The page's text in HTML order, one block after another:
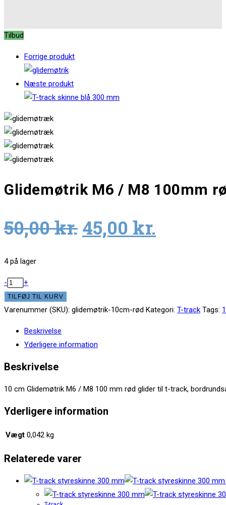
Tilbud
Forrige produkt
Næste produkt
Glidemøtrik M6 / M8 100mm
50,00kr. Original
price
45,00 kr.
price
4 på lager
Glidemøtrik
M6
/
100mm
antal
- +
TILFØJ TIL KURV
Varenummer (SKU): glidemøtrik-10cm-rød Kategori: T-track Tags:
Beskrivelse
Yderligere information
Beskrivelse
10 cm Glidemøtrik M6 / M8 100 mm rød glider til t-track,
Yderligere information
Vægt 0,042 kg
Relaterede varer